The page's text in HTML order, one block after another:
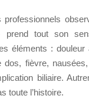
prend tout son
éléments : douleur
dos, fièvre,
biliaire.
toute l’histoire.